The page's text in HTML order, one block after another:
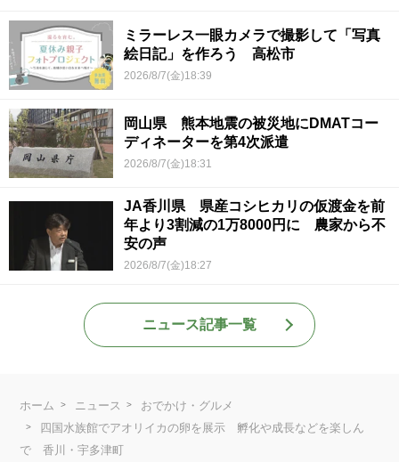
ミラーレス一眼カメラで撮影して「写真
絵日記」を作ろう 高松市
2026/8/7(金)18:39
岡山県 熊本地震の被災地にDMATコー
ディネーターを第4次派遣
2026/8/7(金)18:31
JA香川県 県産コシヒカリの仮渡金を前
年より3割減の1万8000円に 農家から不
安の声
2026/8/7(金)18:27
ニュース記事一覧
ホーム ニュース
おでかけ・グルメ
四国水族館でアオリイカの卵を展示 孵化や成長などを楽しん
で 香川・宇多津町